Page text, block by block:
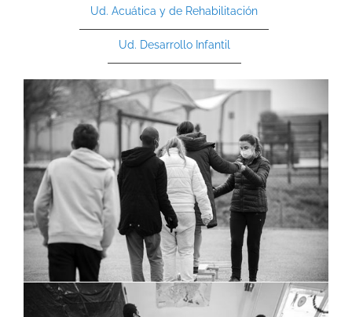
Ud. Acuática y de Rehabilitación
Ud. Desarrollo Infantil